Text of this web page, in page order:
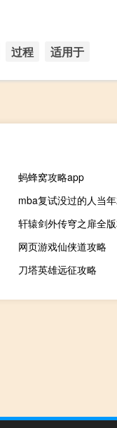
过程 适用于
蚂蜂窝攻略app
mba复试没过的人当
网页游戏仙侠道攻略
刀塔英雄远征攻略